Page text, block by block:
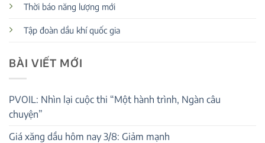
Thời báo năng lượng mới
Tập đoàn dầu khí quốc gia
BÀI VIẾT MỚI
PVOIL: Nhìn lại cuộc thi “Một hành trình, Ngàn câu
chuyện”
Giá xăng dầu hôm nay 3/8: Giảm mạnh